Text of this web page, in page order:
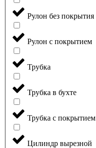
Рулон без покрытия
Рулон с покрытием
Трубка
Трубка в бухте
Трубка с покрытием
Цилиндр вырезной